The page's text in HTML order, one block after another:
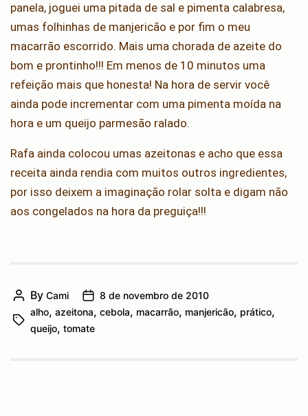
panela, joguei uma pitada de sal e pimenta calabresa,
umas folhinhas de manjericão e por fim o meu
macarrão escorrido. Mais uma chorada de azeite do
bom e prontinho!!! Em menos de 10 minutos uma
refeição mais que honesta! Na hora de servir você
ainda pode incrementar com uma pimenta moída na
hora e um queijo parmesão ralado.
Rafa ainda colocou umas azeitonas e acho que essa
receita ainda rendia com muitos outros ingredientes,
por isso deixem a imaginação rolar solta e digam não
aos congelados na hora da preguiça!!!
Post
author
By Cami
Post
date
8 de novembro de 2010
Tags
alho, azeitona, cebola, macarrão, manjericão, prático,
queijo, tomate